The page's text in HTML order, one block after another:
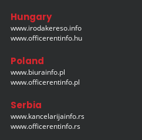
Hungary
www.irodakereso.info
www.officerentinfo.hu
Poland
www.biurainfo.pl
www.officerentinfo.pl
Serbia
www.kancelarijainfo.rs
www.officerentinfo.rs